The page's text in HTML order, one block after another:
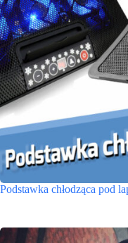
Podstawka chłodząca pod